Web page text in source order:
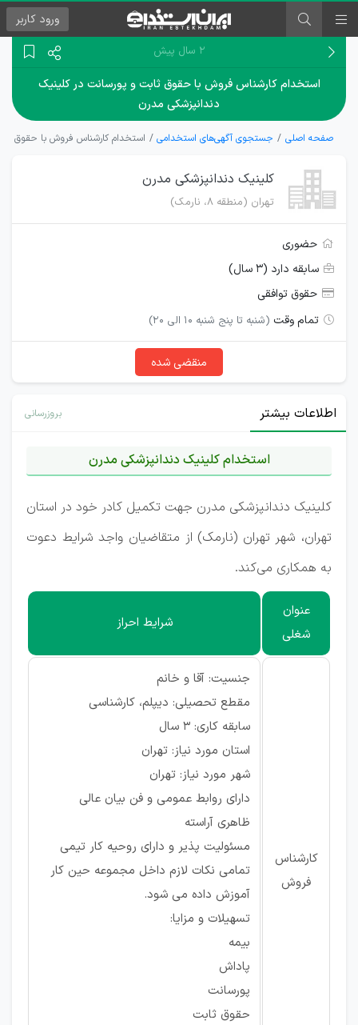
ورود کاربر
۲ سال پیش
استخدام کارشناس فروش با حقوق ثابت و پورسانت در کلینیک
دندانپزشکی مدرن
صفحه اصلی جستجوی آگهی‌های استخدامی استخدام کارشناس فروش با حقوق
کلینیک دندانپزشکی مدرن
تهران (منطقه ۸، نارمک)
حضوری
سابقه دارد (۳ سال)
حقوق توافقی
تمام وقت (شنبه تا پنج شنبه 10 الی 20)
منقضی شده
اطلاعات بیشتر بروزرسانی
استخدام کلینیک دندانپزشکی مدرن
کلینیک دندانپزشکی مدرن جهت تکمیل کادر خود در استان
تهران، شهر تهران (نارمک) از متقاضیان واجد شرایط دعوت
به همکاری می‌کند.
عنوان
شغلی
شرایط احراز
کارشناس
فروش
جنسیت: آقا و خانم
مقطع تحصیلی: دیپلم، کارشناسی
سابقه کاری: 3 سال
استان مورد نیاز: تهران
شهر مورد نیاز: تهران
دارای روابط عمومی و فن بیان عالی
ظاهری آراسته
مسئولیت پذیر و دارای روحیه کار تیمی
تمامی نکات لازم داخل مجموعه حین کار
آموزش داده می شود.
تسهیلات و مزایا:
بیمه
پاداش
پورسانت
حقوق ثابت